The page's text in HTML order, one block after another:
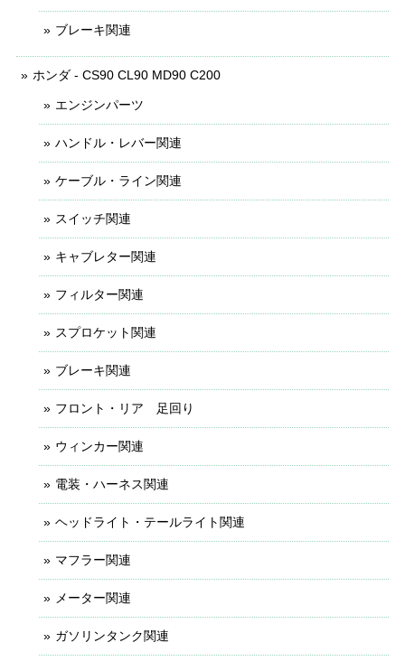
ブレーキ関連
ホンダ - CS90 CL90 MD90 C200
エンジンパーツ
ハンドル・レバー関連
ケーブル・ライン関連
スイッチ関連
キャブレター関連
フィルター関連
スプロケット関連
ブレーキ関連
フロント・リア 足回り
ウィンカー関連
電装・ハーネス関連
ヘッドライト・テールライト関連
マフラー関連
メーター関連
ガソリンタンク関連